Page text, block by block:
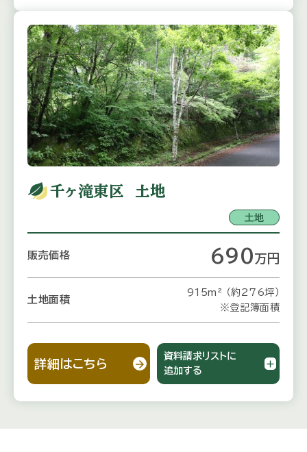
千ヶ滝東区 土地
土地
販売価格 690万 円
土地面積
915m² （約276坪）
※登記簿面積
詳細はこちら
資料請求リストに
追加する